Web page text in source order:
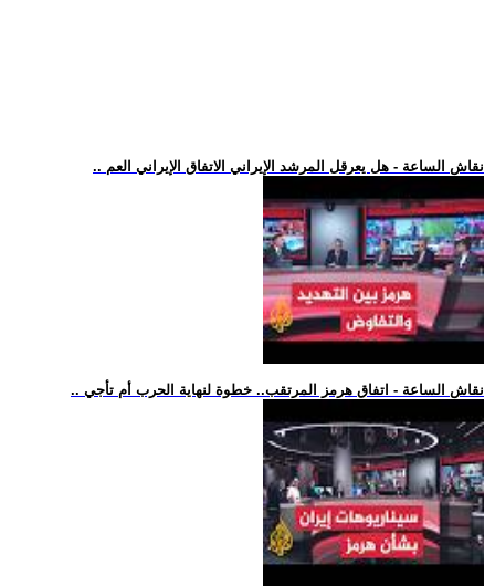
.. نقاش الساعة - هل يعرقل المرشد الإيراني الاتفاق الإيراني العم
.. نقاش الساعة - اتفاق هرمز المرتقب.. خطوة لنهاية الحرب أم تأجي